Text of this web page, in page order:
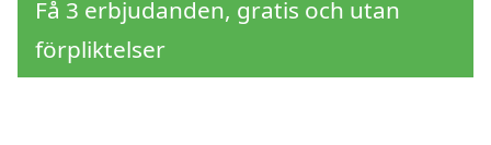
Få 3 erbjudanden, gratis och utan
förpliktelser